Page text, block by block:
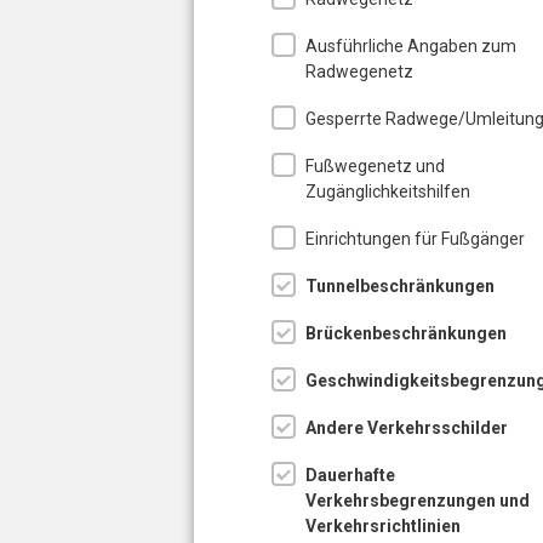
Ausführliche Angaben zum
Radwegenetz
Gesperrte Radwege/
Fußwegenetz und
Zugänglichkeitshilfen
Einrichtungen für Fußgänger
Tunnelbeschränkungen
Brückenbeschränkungen
Andere Verkehrsschilder
Dauerhafte
Verkehrsbegrenzungen und
Verkehrsrichtlinien